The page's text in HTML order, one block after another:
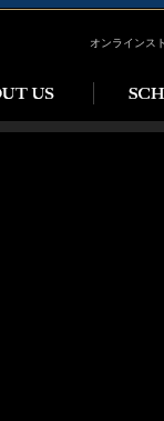
オンラインス